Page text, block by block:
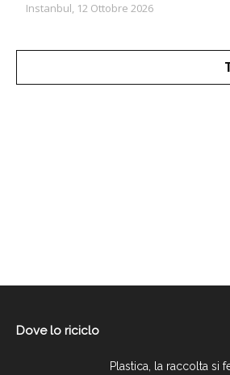
Instanbul, 12 Ottobre 2026
Dove lo riciclo
Plastica, la raccolta si